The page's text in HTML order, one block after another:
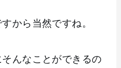
から当然ですね。
んなことができるの